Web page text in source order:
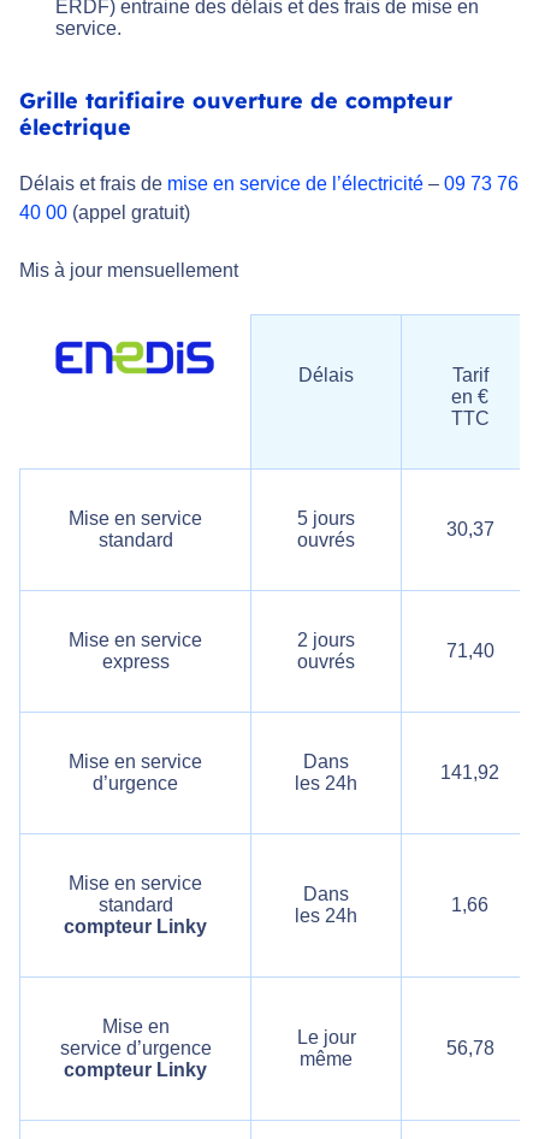
ERDF) entraine des délais et des frais de mise en
service.
Grille tarifiaire ouverture de compteur
électrique
Délais et frais de mise en service de l’électricité – 09 73 76
40 00 (appel gratuit)
Mis à jour mensuellement
Délais
Tarif
en €
TTC
Mise en service
standard
5 jours
ouvrés
30,37
Mise en service
express
2 jours
ouvrés
71,40
Mise en service
d’urgence
Dans
les 24h
141,92
Mise en service
standard
compteur Linky
Dans
les 24h
1,66
Mise en
service d’urgence
compteur Linky
Le jour
même
56,78